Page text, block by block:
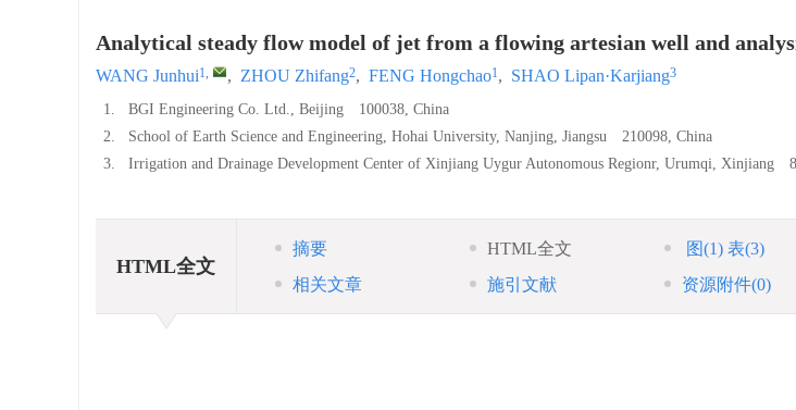
Analytical steady flow model of jet from a flowing artesian well and
WANG Junhui1, , ZHOU Zhifang2, FENG Hongchao1, SHAO Lipan·Karjiang3
1.
BGI Engineering Co. Ltd., Beijing 100038, China
2.
School of Earth Science and Engineering, Hohai University, Nanjing, Jiangsu 210098, China
3.
Irrigation and Drainage Development Center of Xinjiang Uygur Autonomous Regionr, Urumqi, Xinjiang
HTML全文
摘要 HTML全文 图(1) 表(3)
相关文章
施引文献 资源附件(0)